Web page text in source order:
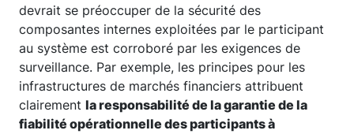
devrait se préoccuper de la sécurité des
composantes internes exploitées par le participant
au système est corroboré par les exigences de
surveillance. Par exemple, les principes pour les
infrastructures de marchés financiers attribuent
clairement la responsabilité de la garantie de la
fiabilité opérationnelle des participants à